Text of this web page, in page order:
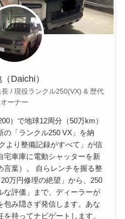
Daichi）
長 / 現役ランクル250(VX) & 歴代
オーナー
）で地球12周分（50万km）
の「ランクル250 VX」を納
より整備記録がすべて」が信
宅車庫に電動シャッターを新
言葉）。 自らレンチを握る整
万円修理の絶望」から、250
な評価」まで、ディーラーが
包み隠さず発信します。あな
持ってナビゲートします。